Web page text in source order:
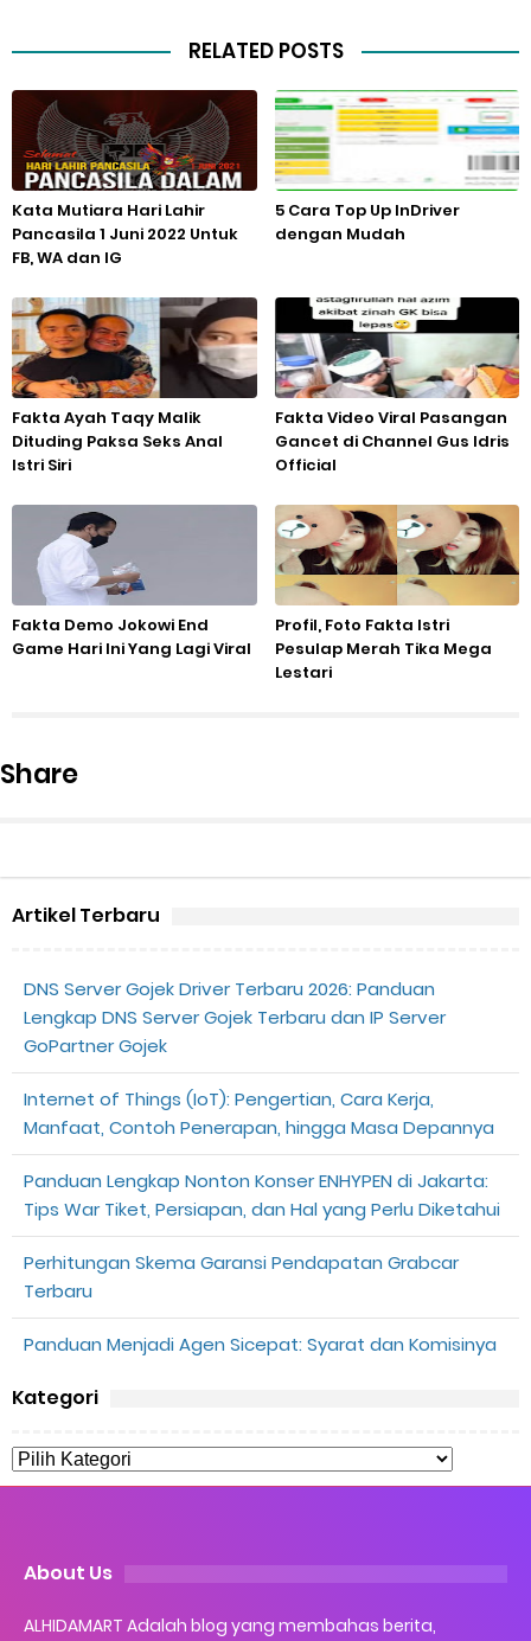
RELATED POSTS
Kata Mutiara Hari Lahir
Pancasila 1 Juni 2022 Untuk
FB, WA dan IG
5 Cara Top Up InDriver
dengan Mudah
Fakta Ayah Taqy Malik
Dituding Paksa Seks Anal
Istri Siri
Fakta Video Viral Pasangan
Gancet di Channel Gus Idris
Official
Fakta Demo Jokowi End
Game Hari Ini Yang Lagi Viral
Profil, Foto Fakta Istri
Pesulap Merah Tika Mega
Lestari
Share
Artikel Terbaru
DNS Server Gojek Driver Terbaru 2026: Panduan
Lengkap DNS Server Gojek Terbaru dan IP Server
GoPartner Gojek
Internet of Things (IoT): Pengertian, Cara Kerja,
Manfaat, Contoh Penerapan, hingga Masa Depannya
Panduan Lengkap Nonton Konser ENHYPEN di Jakarta:
Tips War Tiket, Persiapan, dan Hal yang Perlu Diketahui
Perhitungan Skema Garansi Pendapatan Grabcar
Terbaru
Panduan Menjadi Agen Sicepat: Syarat dan Komisinya
Kategori
About Us
ALHIDAMART Adalah blog yang membahas berita,